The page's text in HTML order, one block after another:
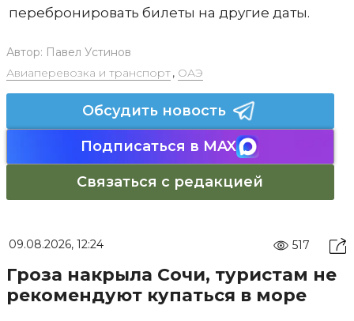
перебронировать билеты на другие даты.
Автор: Павел Устинов
Авиаперевозка и транспорт, ОАЭ
Обсудить новость
Подписаться в MAX
Связаться с редакцией
09.08.2026, 12:24 517
Гроза накрыла Сочи, туристам не
рекомендуют купаться в море